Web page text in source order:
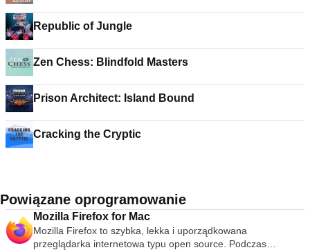
Republic of Jungle
Zen Chess: Blindfold Masters
Prison Architect: Island Bound
Cracking the Cryptic
Powiązane oprogramowanie
Mozilla Firefox for Mac
Mozilla Firefox to szybka, lekka i uporządkowana
przeglądarka internetowa typu open source. Podczas